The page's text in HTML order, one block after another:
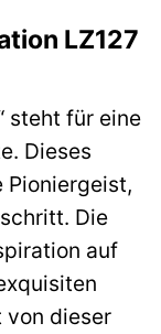
LZ127
steht für eine
Dieses
Die
auf
von dieser